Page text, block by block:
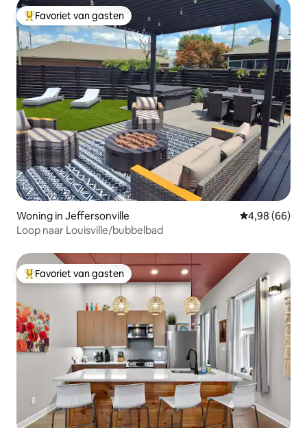
Topfavoriet van gasten
Favoriet van gasten
Woning in Jeffersonville Gemiddelde
4,98 (66)
Loop naar Louisville/bubbelbad
Topfavoriet van gasten
Favoriet van gasten